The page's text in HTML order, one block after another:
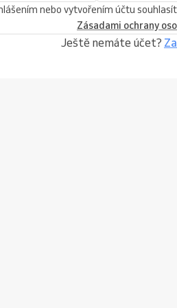
nebo vytvořením účtu
Zásadami ochrany
Ještě nemáte účet?